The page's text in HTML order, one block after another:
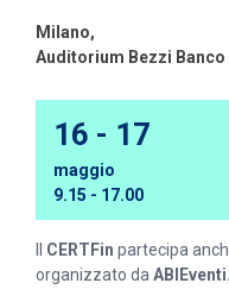
Milano,
Auditorium Bezzi Banco
16 - 17
maggio
9.15 - 17.00
CERTFin partecipa
organizzato da ABIEventi.